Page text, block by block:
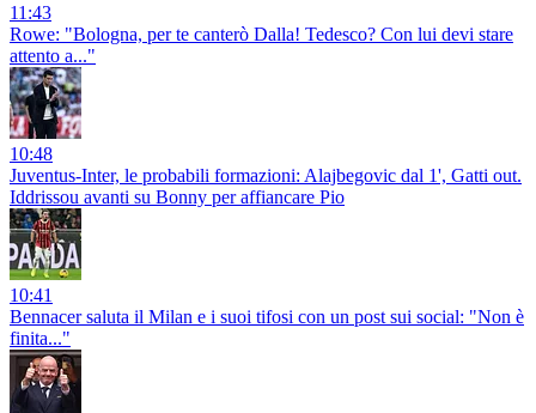
11:43
Rowe: "Bologna, per te canterò Dalla! Tedesco? Con lui devi stare
attento a..."
10:48
Juventus-Inter, le probabili formazioni: Alajbegovic dal 1', Gatti out.
Iddrissou avanti su Bonny per affiancare Pio
10:41
Bennacer saluta il Milan e i suoi tifosi con un post sui social: "Non è
finita..."